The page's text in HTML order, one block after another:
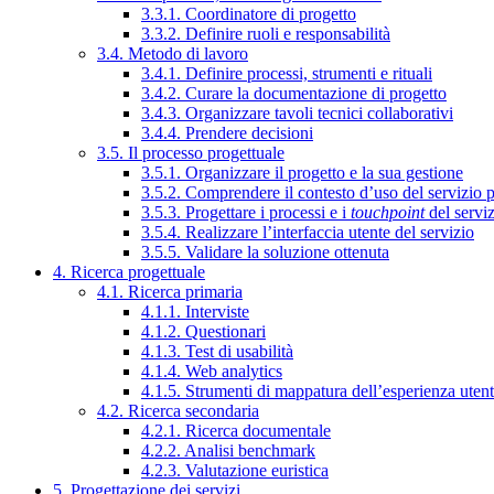
3.3.1. Coordinatore di progetto
3.3.2. Definire ruoli e responsabilità
3.4. Metodo di lavoro
3.4.1. Definire processi, strumenti e rituali
3.4.2. Curare la documentazione di progetto
3.4.3. Organizzare tavoli tecnici collaborativi
3.4.4. Prendere decisioni
3.5. Il processo progettuale
3.5.1. Organizzare il progetto e la sua gestione
3.5.2. Comprendere il contesto d’uso del servizio
3.5.3. Progettare i processi e i touchpointdel
3.5.4. Realizzare l’interfaccia utente del servizio
3.5.5. Validare la soluzione ottenuta
4. Ricerca progettuale
4.1. Ricerca primaria
4.1.1. Interviste
4.1.2. Questionari
4.1.3. Test di usabilità
4.1.4. Web analytics
4.1.5. Strumenti di mappatura dell’esperienza
4.2. Ricerca secondaria
4.2.1. Ricerca documentale
4.2.2. Analisi benchmark
4.2.3. Valutazione euristica
5. Progettazione dei servizi